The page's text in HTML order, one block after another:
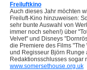
Freiluftkino
Auch dieses Jahr möchten
Freiluft-Kino hinzuweisen:
sehr bunte Auswahl von
immer noch sehen!) über
Velvet" und Disneys
die Premiere des Films
und Regisseur Björn Runge
Redaktionsschlusses sogar
www.somersethouse.org.uk